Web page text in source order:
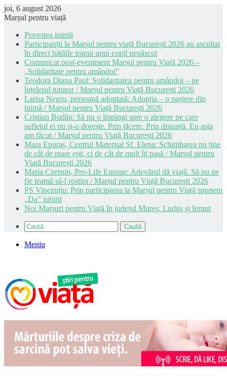
joi, 6 august 2026
Marșul pentru viață
Povestea inimii
Participanții la Marșul pentru viață București 2026 au ascultat
în direct bătăile inimii unui copil nenăscut
Comunicat post-eveniment Marșul pentru Viață 2026 –
„Solidaritate pentru amândoi”
Teodora Diana Paul: Solidaritatea pentru amândoi – pe
înțelesul tuturor / Marșul pentru Viață București 2026
Larisa Negru, persoană adoptată: Adopția – o naștere din
inimă / Marșul pentru Viață București 2026
Cristian Budău: Să nu o împingi spre o alegere pe care
sufletul ei nu și-o dorește. Prin tăcere. Prin distanță. Eu asta
am făcut / Marșul pentru Viață București 2026
Mara Epuraș, Centrul Maternal Sf. Elena: Schimbarea nu ține
de cât de mare ești, ci de cât de mult îți pasă / Marșul pentru
Viață București 2026
Maria Czernin, Pro-Life Europe: Adevărul dă viață. Să nu ne
fie teamă să-l rostim / Marșul pentru Viață București 2026
PS Vincențiu: Prin participarea la Marșul pentru Viață spunem
„Da” iubirii
Noi Marșuri pentru Viață în județul Mureș: Luduș și Iernut
Caută
Meniu